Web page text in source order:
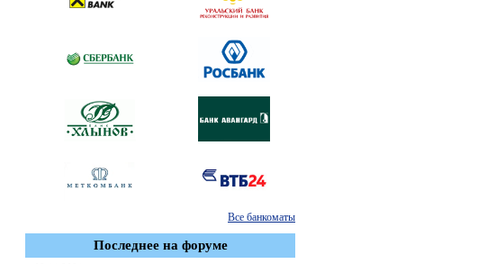
Все банкоматы
Последнее на форуме